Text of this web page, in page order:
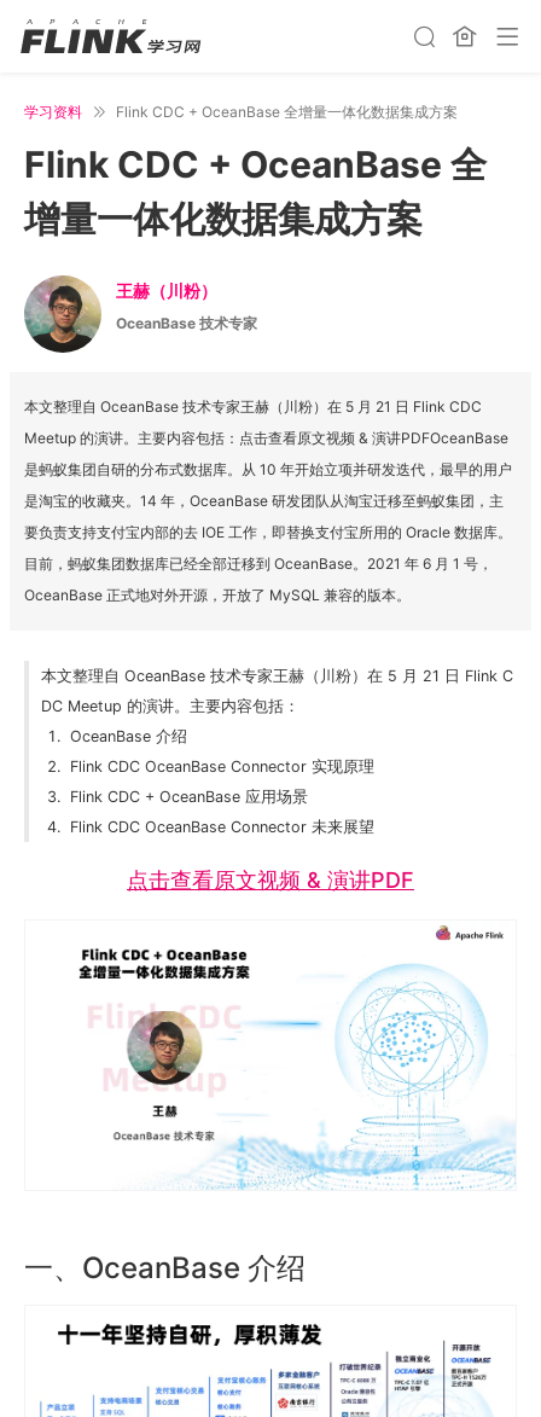
学习资料 Flink CDC + OceanBase 全增量一体化数据集成方案
Flink CDC + OceanBase 全
增量一体化数据集成方案
王赫（川粉）
OceanBase 技术专家
本文整理自 OceanBase 技术专家王赫（川粉）在 5 月 21 日 Flink CDC
Meetup 的演讲。主要内容包括：点击查看原文视频 & 演讲PDFOceanBase
是蚂蚁集团自研的分布式数据库。从 10 年开始立项并研发迭代，最早的用户
是淘宝的收藏夹。14 年，OceanBase 研发团队从淘宝迁移至蚂蚁集团，主
要负责支持支付宝内部的去 IOE 工作，即替换支付宝所用的 Oracle 数据库。
目前，蚂蚁集团数据库已经全部迁移到 OceanBase。2021 年 6 月 1 号，
OceanBase 正式地对外开源，开放了 MySQL 兼容的版本。
本文整理自 OceanBase 技术专家王赫（川粉）在 5 月 21 日 Flink C
DC Meetup 的演讲。主要内容包括：
OceanBase 介绍
Flink CDC OceanBase Connector 实现原理
Flink CDC + OceanBase 应用场景
Flink CDC OceanBase Connector 未来展望
点击查看原文视频 & 演讲PDF
一、OceanBase 介绍